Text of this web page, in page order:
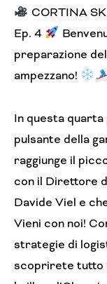
CORTINA
Ep. 4
preparazione
ampezzano!
In questa
pulsante della
raggiunge il
con il Direttore
Davide Viel e
Vieni con noi!
strategie di
scoprirete tutto